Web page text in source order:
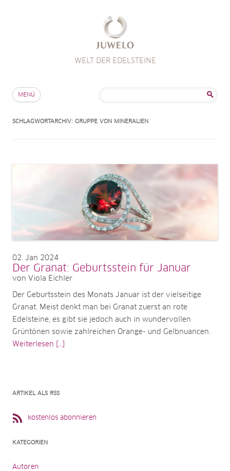
WELT DER EDELSTEINE
MENÜ
SCHLAGWORTARCHIV: GRUPPE VON MINERALIEN
02 Jan 2024
Der Granat: Geburtsstein für Januar
von Viola Eichler
Der Geburtsstein des Monats Januar ist der vielseitige
Granat. Meist denkt man bei Granat zuerst an rote
Edelsteine, es gibt sie jedoch auch in wundervollen
Grüntönen sowie zahlreichen Orange- und Gelbnuancen.
Weiterlesen [...]
ARTIKEL ALS RSS
kostenlos abonnieren
KATEGORIEN
Autoren